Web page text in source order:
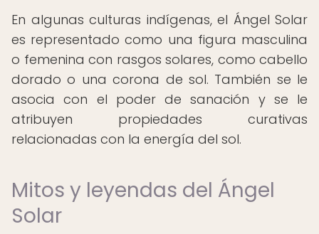
En algunas culturas indígenas, el Ángel Solar
es representado como una figura masculina
o femenina con rasgos solares, como cabello
dorado o una corona de sol. También se le
asocia con el poder de sanación y se le
atribuyen propiedades curativas
relacionadas con la energía del sol.
Mitos y leyendas del Ángel
Solar